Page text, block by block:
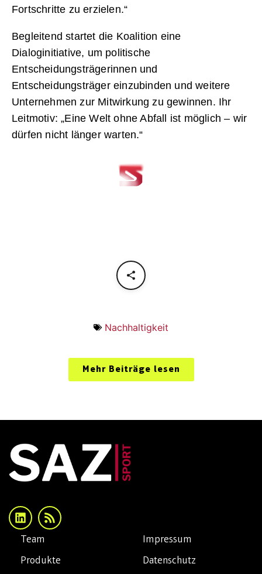
Fortschritte zu erzielen.“
Begleitend startet die Koalition eine
Dialoginitiative, um politische
Entscheidungsträgerinnen und
Entscheidungsträger einzubinden und weitere
Unternehmen zur Mitwirkung zu gewinnen. Ihr
Leitmotiv: „Eine Welt ohne Abfall ist möglich – wir
dürfen nicht länger warten.“
Nachhaltigkeit
Mehr Beiträge lesen
Impressum
Datenschutz
Team
Produkte